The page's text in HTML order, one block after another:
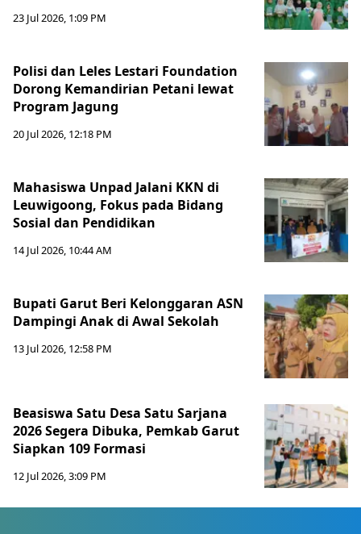
23 Jul 2026, 1:09 PM
Polisi dan Leles Lestari Foundation
Dorong Kemandirian Petani lewat
Program Jagung
20 Jul 2026, 12:18 PM
Mahasiswa Unpad Jalani KKN di
Leuwigoong, Fokus pada Bidang
Sosial dan Pendidikan
14 Jul 2026, 10:44 AM
Bupati Garut Beri Kelonggaran ASN
Dampingi Anak di Awal Sekolah
13 Jul 2026, 12:58 PM
Beasiswa Satu Desa Satu Sarjana
2026 Segera Dibuka, Pemkab Garut
Siapkan 109 Formasi
12 Jul 2026, 3:09 PM